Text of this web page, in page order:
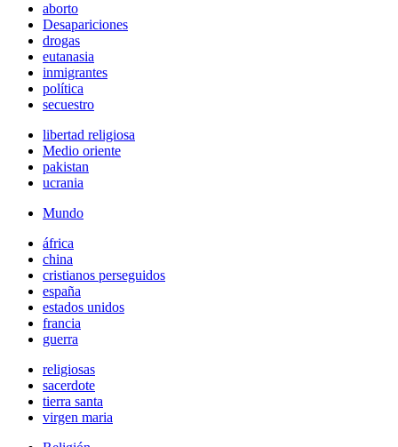
aborto
Desapariciones
drogas
eutanasia
inmigrantes
política
secuestro
libertad religiosa
Medio oriente
pakistan
ucrania
Mundo
áfrica
china
cristianos perseguidos
españa
estados unidos
francia
guerra
religiosas
sacerdote
tierra santa
virgen maria